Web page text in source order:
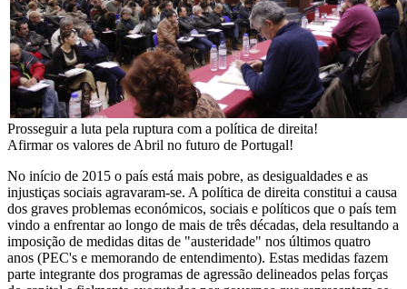
Prosseguir a luta pela ruptura com a política de direita!
Afirmar os valores de Abril no futuro de Portugal!
No início de 2015 o país está mais pobre, as desigualdades e as
injustiças sociais agravaram-se. A política de direita constitui a causa
dos graves problemas económicos, sociais e políticos que o país tem
vindo a enfrentar ao longo de mais de três décadas, dela resultando a
imposição de medidas ditas de "austeridade" nos últimos quatro
anos (PEC's e memorando de entendimento). Estas medidas fazem
parte integrante dos programas de agressão delineados pelas forças